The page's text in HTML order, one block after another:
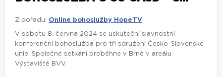
Z pořadu: Online bohoslužby HopeTV
V sobotu 8. června 2024 se uskuteční slavnostní
konferenční bohoslužba pro tři sdružení Česko-Slovenské
unie. Společné setkání proběhne v Brně v areálu
Výstaviště BVV.